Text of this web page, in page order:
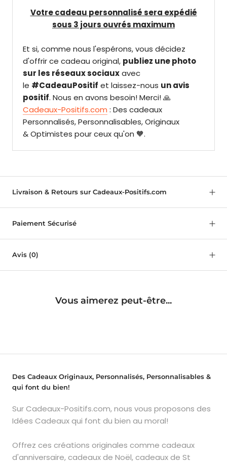
Votre cadeau personnalisé sera expédié
sous 3 jours ouvrés maximum
Et si, comme nous l'espérons, vous décidez
d'offrir ce cadeau original, publiez une photo
sur les réseaux sociauxavec
le #CadeauPositif et laissez-nous un avis
positif. Nous en avons besoin! Merci! 🙏
Cadeaux-Positifs.com : Des cadeaux
Personnalisés, Personnalisables, Originaux
& Optimistes pour ceux qu'on 🧡.
Livraison & Retours sur Cadeaux-Positifs.com
Paiement Sécurisé
Avis (0)
Vous aimerez peut-être...
Des Cadeaux Originaux, Personnalisés, Personnalisables &
qui font du bien!
Sur Cadeaux-Positifs.com, nous vous proposons des
Idées Cadeaux qui font du bien au moral!
Offrez ces créations originales comme cadeaux
d'anniversaire, cadeaux de Noël, cadeaux de St